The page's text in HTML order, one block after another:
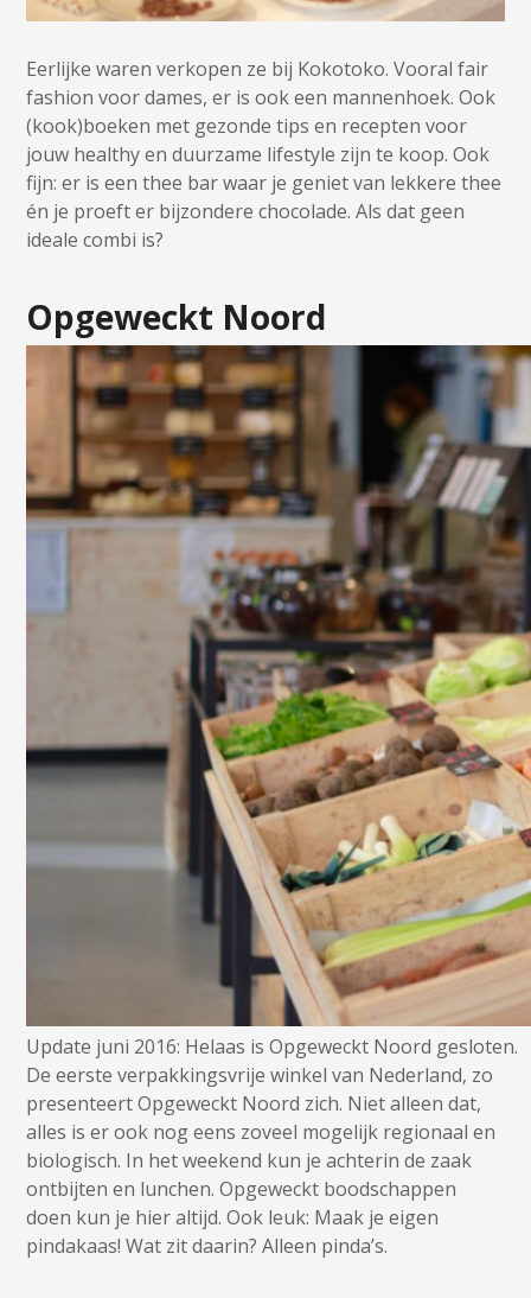
Eerlijke waren verkopen ze bij Kokotoko. Vooral fair
fashion voor dames, er is ook een mannenhoek. Ook
(kook)boeken met gezonde tips en recepten voor
jouw healthy en duurzame lifestyle zijn te koop. Ook
fijn: er is een thee bar waar je geniet van lekkere thee
én je proeft er bijzondere chocolade. Als dat geen
ideale combi is?
Opgeweckt Noord
Update juni 2016: Helaas is Opgeweckt Noord gesloten.
De eerste verpakkingsvrije winkel van Nederland, zo
presenteert Opgeweckt Noord zich. Niet alleen dat,
alles is er ook nog eens zoveel mogelijk regionaal en
biologisch. In het weekend kun je achterin de zaak
ontbijten en lunchen. Opgeweckt boodschappen
doen kun je hier altijd. Ook leuk: Maak je eigen
pindakaas! Wat zit daarin? Alleen pinda’s.